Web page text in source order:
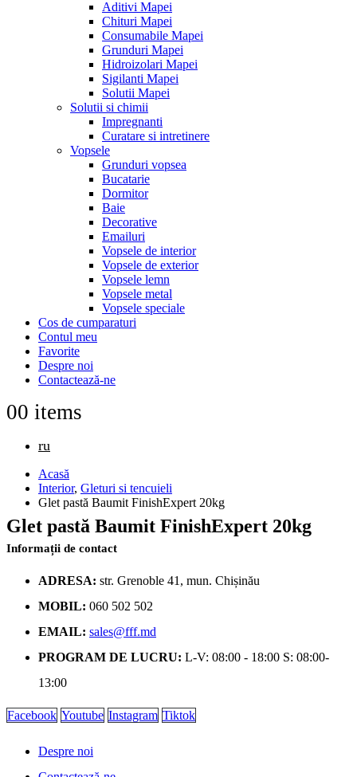
Aditivi Mapei
Chituri Mapei
Consumabile Mapei
Grunduri Mapei
Hidroizolari Mapei
Sigilanti Mapei
Solutii Mapei
Solutii si chimii
Impregnanti
Curatare si intretinere
Vopsele
Grunduri vopsea
Bucatarie
Dormitor
Baie
Decorative
Emailuri
Vopsele de interior
Vopsele de exterior
Vopsele lemn
Vopsele metal
Vopsele speciale
Cos de cumparaturi
Contul meu
Favorite
Despre noi
Contactează-ne
00 items
ru
Acasă
Interior, Gleturi si tencuieli
Glet pastă Baumit FinishExpert 20kg
Glet pastă Baumit FinishExpert 20kg
Informații de contact
ADRESA: str. Grenoble 41, mun. Chișinău
MOBIL: 060 502 502
EMAIL: sales@fff.md
PROGRAM DE LUCRU: L-V: 08:00 - 18:00 S: 08:00-
13:00
Facebook Youtube Instagram Tiktok
Despre noi